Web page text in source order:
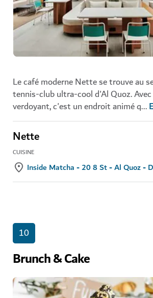
Le café moderne Nette se trouve au
tennis-club ultra-cool d'Al Quoz.
verdoyant, c'est un endroit animé q...
Nette
CUISINE
Inside Matcha - 20 8 St - Al Quoz -
10
Brunch & Cake